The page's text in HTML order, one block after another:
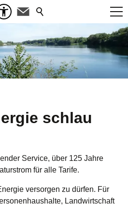
schlau
Service, über 125 Jahre
für alle Tarife.
versorgen zu dürfen. Für
Landwirtschaft